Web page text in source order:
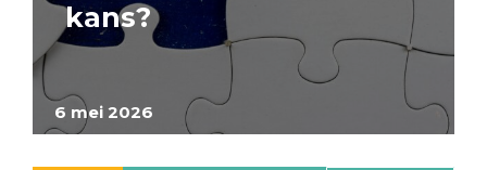
6 mei 2026
kans?